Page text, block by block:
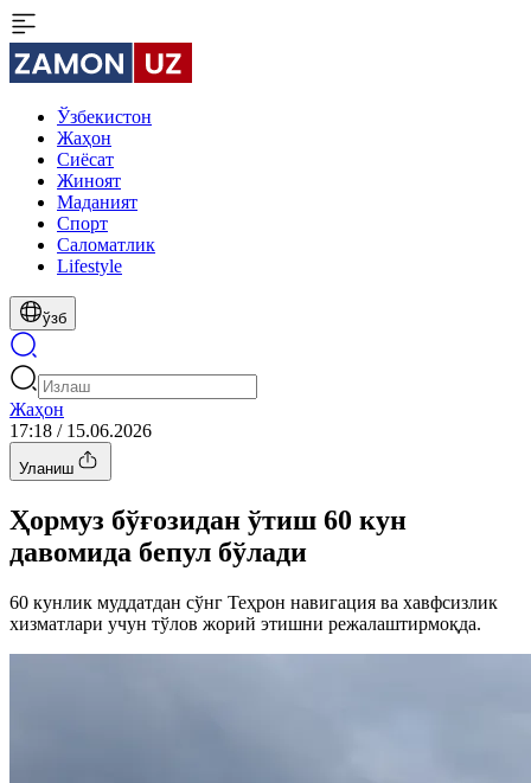
Ўзбекистон
Жаҳон
Сиёсат
Жиноят
Маданият
Спорт
Cаломатлик
Lifestyle
ўзб
Жаҳон
17:18 / 15.06.2026
Уланиш
Ҳормуз бўғозидан ўтиш 60 кун
давомида бепул бўлади
60 кунлик муддатдан сўнг Теҳрон навигация ва хавфсизлик
хизматлари учун тўлов жорий этишни режалаштирмоқда.